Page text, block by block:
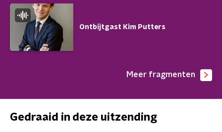
Ontbijtgast Kim Putters
Meer fragmenten
Gedraaid in deze uitzending